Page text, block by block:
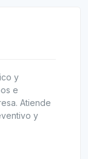
y
e
Atiende
y